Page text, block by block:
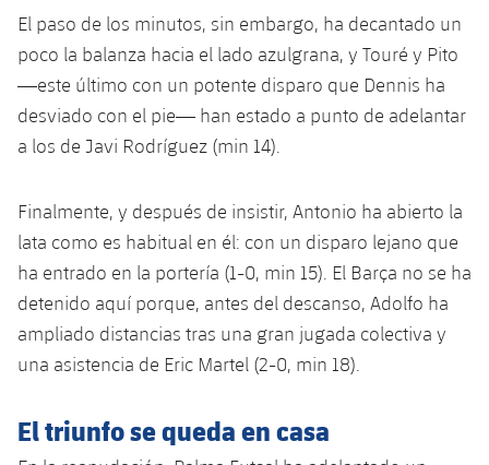
Instalaciones
Palmarés
Infantil B
Resultados
Clasificaciones
Jugadors
Palmarés
Historia
Resultados
Jugadores
Clasificaciones
Juvenil
Cadete
Infantil
Alevín
PLUSICON
MÁS
Primer equipo
plusicon
más
Calendario
Entradas
Resultados
Jugadores
Actualidad
Calendario
Resultados
Clasificaciones
Base
plusicon
más
Actualidad
Barça C
Juvenil
Campus Verano
PLUSICON
MÁS
Noticias
Atletismo
El paso de los minutos, sin embargo, ha decantado un
poco la balanza hacia el lado azulgrana, y Touré y Pito
—este último con un potente disparo que Dennis ha
desviado con el pie— han estado a punto de adelantar
a los de Javi Rodríguez (min 14).
Finalmente, y después de insistir, Antonio ha abierto la
lata como es habitual en él: con un disparo lejano que
ha entrado en la portería (1-0, min 15). El Barça no se ha
detenido aquí porque, antes del descanso, Adolfo ha
ampliado distancias tras una gran jugada colectiva y
una asistencia de Eric Martel (2-0, min 18).
El triunfo se queda en casa